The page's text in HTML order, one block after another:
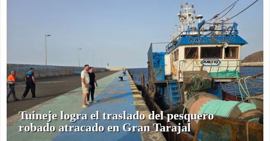
Tuineje logra el traslado del pesquero
robado atracado en Gran Tarajal